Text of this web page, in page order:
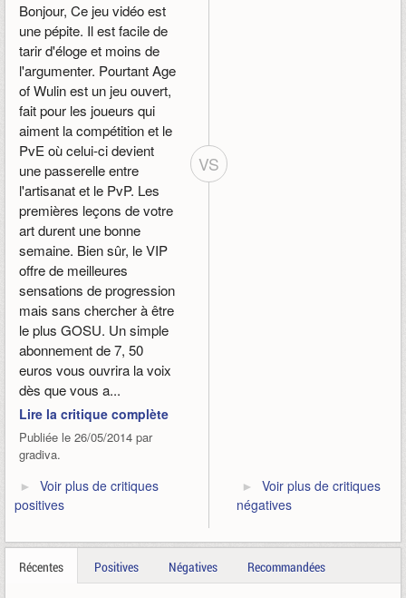
VS
Bonjour, Ce jeu vidéo est
une pépite. Il est facile de
tarir d'éloge et moins de
l'argumenter. Pourtant Age
of Wulin est un jeu ouvert,
fait pour les joueurs qui
aiment la compétition et le
PvE où celui-ci devient
une passerelle entre
l'artisanat et le PvP. Les
premières leçons de votre
art durent une bonne
semaine. Bien sûr, le VIP
offre de meilleures
sensations de progression
mais sans chercher à être
le plus GOSU. Un simple
abonnement de 7, 50
euros vous ouvrira la voix
dès que vous a...
Lire la critique complète
Publiée le 26/05/2014 par
gradiva.
Voir plus de critiques
positives
Voir plus de critiques
négatives
Récentes Positives Négatives Recommandées